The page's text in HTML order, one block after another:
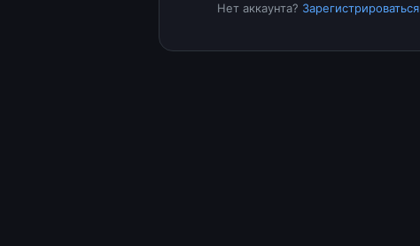
Нет аккаунта? Зарегистрироваться